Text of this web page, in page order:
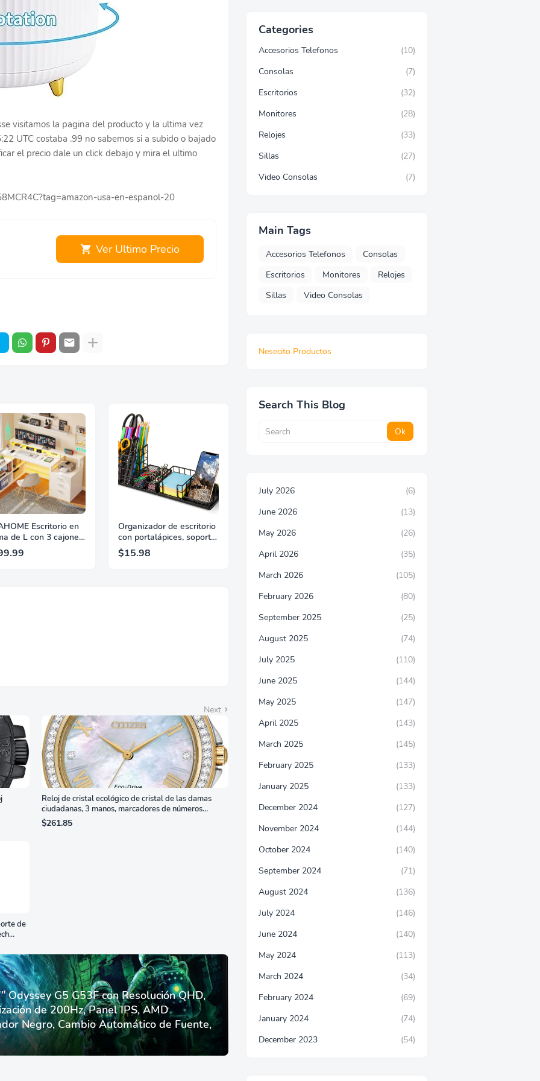
visitamos la pagina del producto y la ultima vez
UTC costaba .99 no sabemos si a subido o bajado
el precio dale un click debajo y mira el ultimo
usa-en-espanol-20
Ver Ultimo Precio
Escritorio en
de L con 3 cajones,
de esquina de
con toma de
Organizador de escritorio
con portalápices, soporte
para teléfono, notas
adhesivas y
$15.98
Next
Reloj de cristal ecológico de cristal de las damas
ciudadanas, 3 manos, marcadores de números
romanos, dial de nácar
$261.85
de
Odyssey G5 G53F con Resolución QHD,
de 200Hz, Panel IPS, AMD
Negro, Cambio Automático de Fuente,
Categories
Accesorios Telefonos
(10)
Consolas
(7)
Escritorios
(32)
Monitores
(28)
Relojes
(33)
Sillas
(27)
Video Consolas
(7)
Main Tags
Accesorios Telefonos
Consolas
Escritorios
Monitores
Relojes
Sillas
Video Consolas
Nesecito Productos
Search This Blog
July 2026
(6)
June 2026
(13)
May 2026
(26)
April 2026
(35)
March 2026
(105)
February 2026
(80)
September 2025
(25)
August 2025
(74)
July 2025
(110)
June 2025
(144)
May 2025
(147)
April 2025
(143)
March 2025
(145)
February 2025
(133)
January 2025
(133)
December 2024
(127)
November 2024
(144)
October 2024
(140)
September 2024
(71)
August 2024
(136)
July 2024
(146)
June 2024
(140)
May 2024
(113)
March 2024
(34)
February 2024
(69)
January 2024
(74)
December 2023
(54)